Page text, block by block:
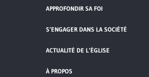
APPROFONDIR SA FOI
S’ENGAGER DANS LA SOCIÉTÉ
ACTUALITÉ DE L’ÉGLISE
À PROPOS